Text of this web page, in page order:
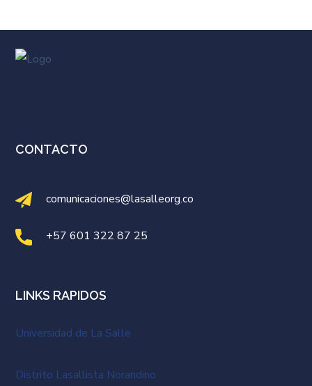
CONTACTO
comunicaciones@lasalleorg.co
+57 601 322 87 25
LINKS RAPIDOS
Universidad de La Salle
Distrito Lasallista Norandino